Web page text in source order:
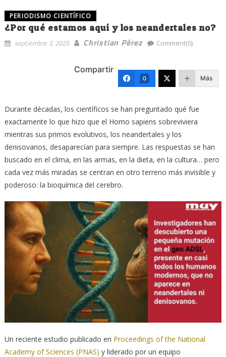
PERIODISMO CIENTÍFICO
¿Por qué estamos aquí y los neandertales no?
septiembre 3, 2025 Christian Pérez Comment(0)
Compartir
0 Más
Durante décadas, los científicos se han preguntado qué fue
exactamente lo que hizo que el Homo sapiens sobreviviera
mientras sus primos evolutivos, los neandertales y los
denisovanos, desaparecían para siempre. Las respuestas se han
buscado en el clima, en las armas, en la dieta, en la cultura… pero
cada vez más miradas se centran en otro terreno más invisible y
poderoso: la bioquímica del cerebro.
Un reciente estudio publicado en Proceedings of the National
Academy of Sciences (PNAS) y liderado por un equipo